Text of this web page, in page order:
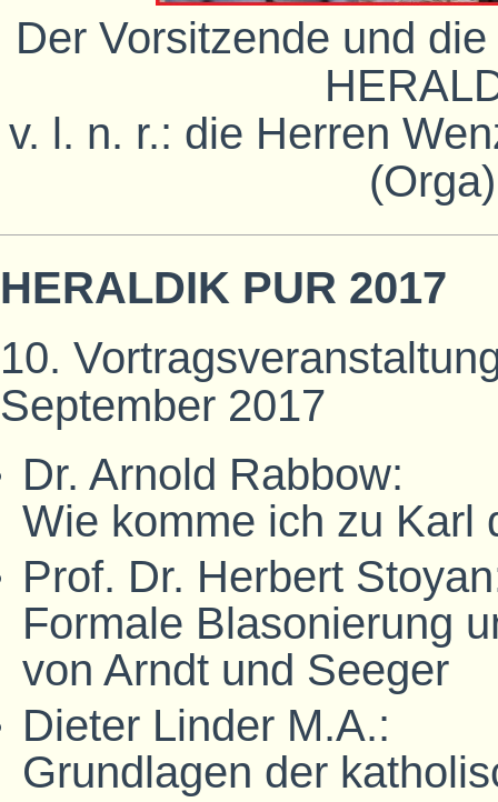
Der Vorsitzende und
v. l. n. r.: die Herren
HERALDIK PUR 2017
10.
September 2017
Dr. Arnold Rabbow:
Wie komme ich zu Karl
Prof. Dr. Herbert
Formale Blasonierung
von Arndt und Seeger
Dieter Linder M.A.:
Grundlagen der